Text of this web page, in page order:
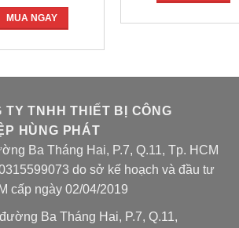
MUA NGAY
TY TNHH THIẾT BỊ CÔNG
HÙNG PHÁT
Ba Tháng Hai, P.7, Q.11, Tp. HCM
do sở kế hoạch và đầu tư
cấp ngày 02/04/2019
Ba Tháng Hai, P.7, Q.11,